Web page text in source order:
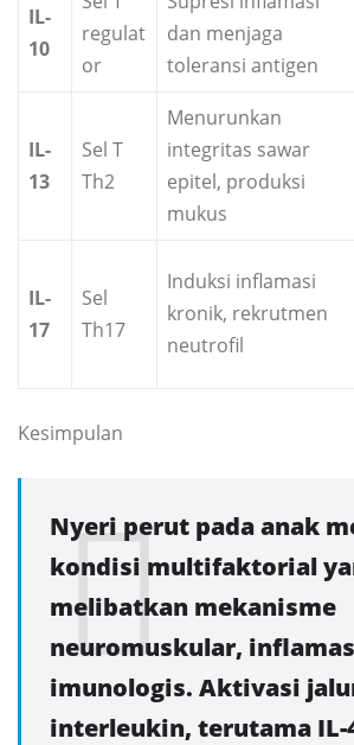
IL-
10
regulat
or
dan menjaga
toleransi antigen
IL-
13
Sel T
Th2
Menurunkan
integritas sawar
epitel, produksi
mukus
IL-
17
Sel
Th17
Induksi inflamasi
kronik, rekrutmen
neutrofil
Kesimpulan
Nyeri perut pada anak
kondisi multifaktorial
melibatkan mekanisme
neuromuskular,
imunologis. Aktivasi
interleukin, terutama IL-